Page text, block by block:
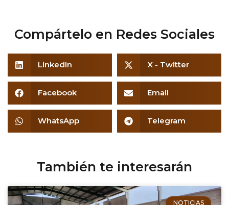
Compártelo en Redes Sociales
LinkedIn X - Twitter
Facebook Email
WhatsApp Telegram
También te interesarán
NOTICIAS